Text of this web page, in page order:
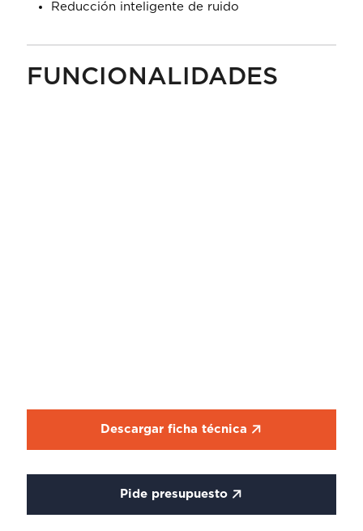
Reducción inteligente de ruido
FUNCIONALIDADES
Descargar ficha técnica
Pide presupuesto